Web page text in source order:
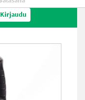
Kirjaudu